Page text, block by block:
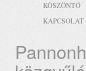
KÖSZÖNTŐ
KAPCSOLAT